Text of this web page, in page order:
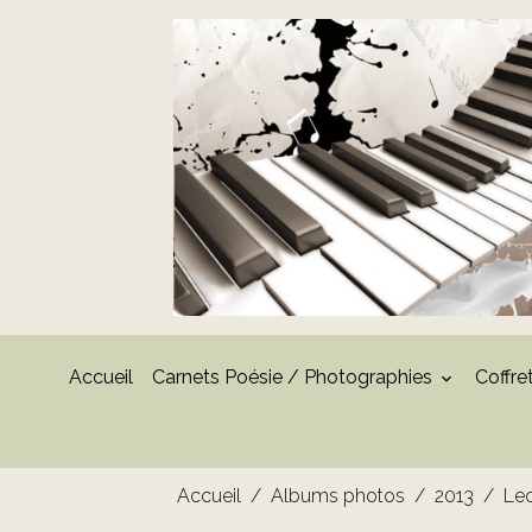
Accueil Carnets Poésie / Photographies
Accueil Albums photos 2013